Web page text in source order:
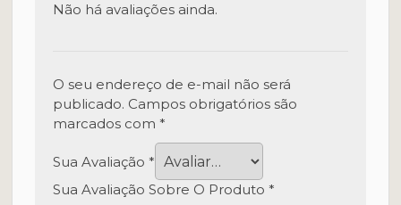
Não há avaliações ainda.
O seu endereço de e-mail não será
publicado. Campos obrigatórios são
marcados com *
Sua Avaliação *
Sua Avaliação Sobre O Produto *